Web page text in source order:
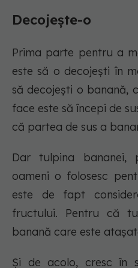
Decojește-o
Prima parte pentru a
este să o decojești în
să decojești o banană,
face este să începi de
că partea de sus a
Dar tulpina
oameni o folosesc
este de fapt
fructului. Pentru că
banană care este
Și de acolo, cresc în